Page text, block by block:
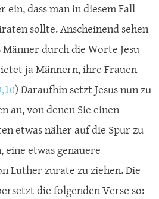
ein, dass man in diesem Fall
sollte. Anscheinend sehen
durch die Worte Jesu
ja Männern, ihre Frauen
) Daraufhin setzt Jesus nun zu
an, von denen Sie einen
etwas näher auf die Spur zu
eine etwas genauere
Luther zurate zu ziehen. Die
die folgenden Verse so: